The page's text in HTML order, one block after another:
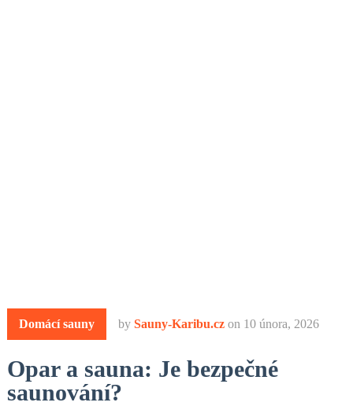
Domácí sauny by Sauny-Karibu.cz on 10 února, 2026
Opar a sauna: Je bezpečné
saunování?